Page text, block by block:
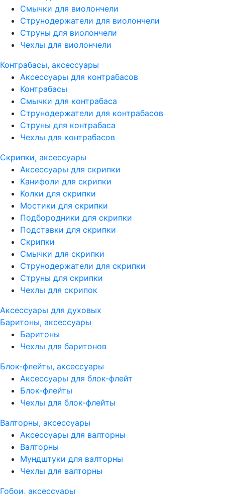
Смычки для виолончели
Струнодержатели для виолончели
Струны для виолончели
Чехлы для виолончели
Контрабасы, аксессуары
Аксессуары для контрабасов
Контрабасы
Смычки для контрабаса
Струнодержатели для контрабасов
Струны для контрабаса
Чехлы для контрабасов
Скрипки, аксессуары
Аксессуары для скрипки
Канифоли для скрипки
Колки для скрипки
Мостики для скрипки
Подбородники для скрипки
Подставки для скрипки
Скрипки
Смычки для скрипки
Струнодержатели для скрипки
Струны для скрипки
Чехлы для скрипок
Аксессуары для духовых
Баритоны, аксессуары
Баритоны
Чехлы для баритонов
Блок-флейты, аксессуары
Аксессуары для блок-флейт
Блок-флейты
Чехлы для блок-флейты
Валторны, аксессуары
Аксессуары для валторны
Валторны
Мундштуки для валторны
Чехлы для валторны
Гобои, аксессуары